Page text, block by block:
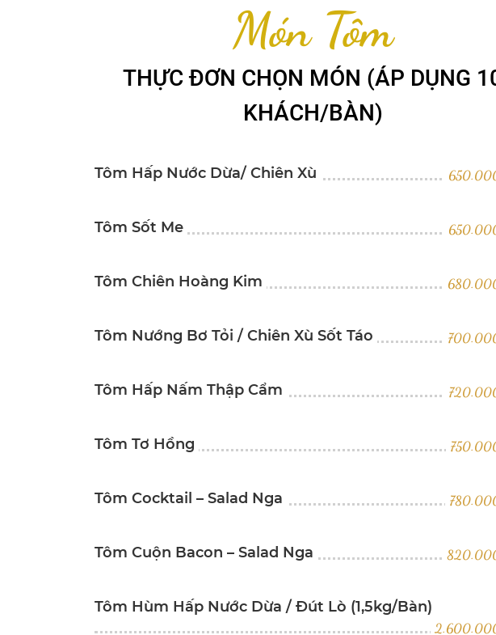
Món Tôm
THỰC ĐƠN CHỌN MÓN (ÁP DỤNG
KHÁCH/BÀN)
Tôm Hấp Nước Dừa/ Chiên Xù
Tôm Sốt Me
Tôm Chiên Hoàng Kim
Tôm Nướng Bơ Tỏi / Chiên Xù Sốt Táo
Tôm Hấp Nấm Thập Cẩm
Tôm Tơ Hồng
Tôm Cocktail – Salad Nga
Tôm Cuộn Bacon – Salad Nga
Tôm Hùm Hấp Nước Dừa / Đút Lò (1,5kg/Bàn)